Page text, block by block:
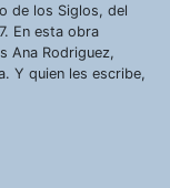
de los Siglos, del
En esta obra
Ana Rodriguez,
Y quien les escribe,